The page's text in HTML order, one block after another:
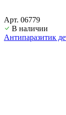
Арт. 06779
В наличии
Антипаразитик